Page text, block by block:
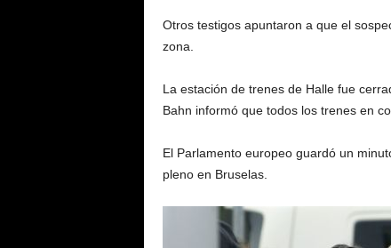
Otros testigos apuntaron a que el
zona.
La estación de trenes de Halle fue
Bahn informó que todos los trenes en
El Parlamento europeo guardó un
pleno en Bruselas.